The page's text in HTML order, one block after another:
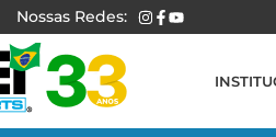
Nossas Redes: